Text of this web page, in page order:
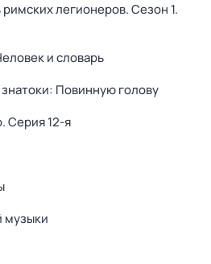
легионеров. Сезон 1.
и словарь
Повинную голову
. Серия 12-я
музыки